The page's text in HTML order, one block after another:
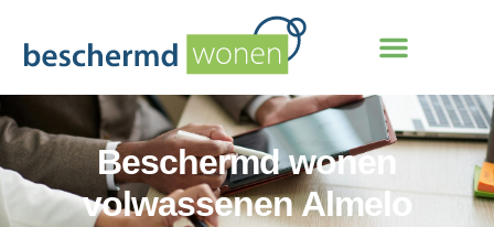
Beschermd wonen
volwassenen Almelo